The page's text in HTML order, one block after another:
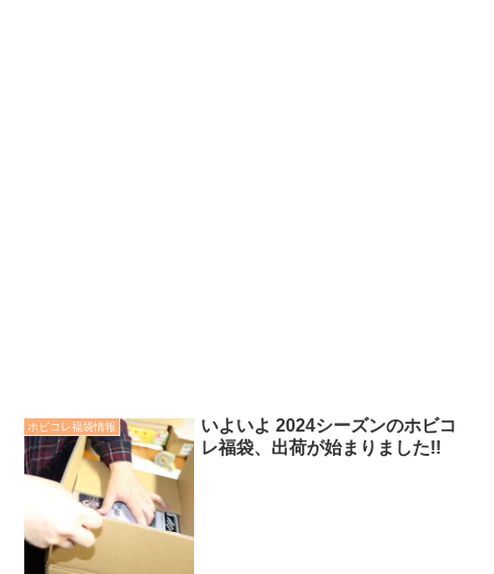
ホビコレ福袋情報
いよいよ 2024シーズンのホビコ
レ福袋、出荷が始まりました!!